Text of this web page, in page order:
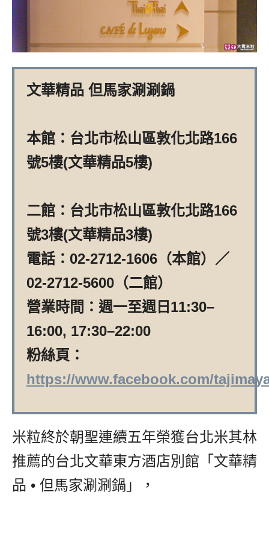
文華精品 但馬家涮涮鍋
本館：台北市松山區敦化北路166
號5樓(文華精品5樓)
二館：台北市松山區敦化北路166
號3樓(文華精品3樓)
電話：02-2712-1606（本館）／
02-2712-5600（二館）
營業時間：週一至週日11:30–
16:00, 17:30–22:00
粉絲頁：
https://www.facebook.com/
米粒終於朝聖連續五年榮獲台北米其林
推薦的台北文華東方酒店別館「文華精
品 • 但馬家涮涮鍋」，